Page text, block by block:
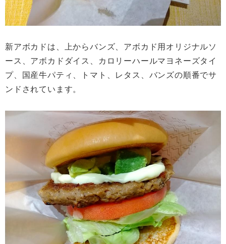
新アボカドは、上からバンズ、アボカド用オリジナルソ
ース、アボカドダイス、カロリーハールマヨネーズタイ
プ、国産牛パティ、トマト、レタス、バンズの順番でサ
ンドされています。